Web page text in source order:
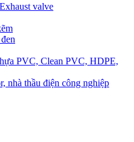
valve
PVC, Clean PVC, HDPE,
nhà thầu điện công nghiệp